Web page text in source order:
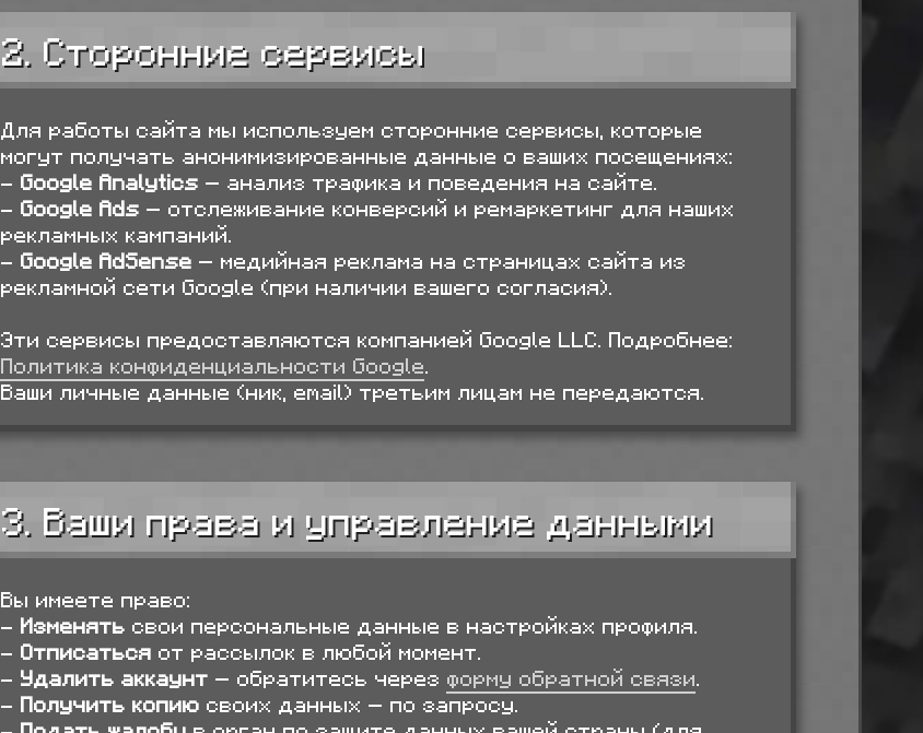
2. Сторонние сервисы
Для работы сайта мы используем сторонние сервисы, которые
могут получать анонимизированные данные о ваших посещениях:
- Google Analytics — анализ трафика и поведения на сайте.
- Google Ads — отслеживание конверсий и ремаркетинг для наших
рекламных кампаний.
- Google AdSense — медийная реклама на страницах сайта из
рекламной сети Google (при наличии вашего согласия).
Эти сервисы предоставляются компанией Google LLC. Подробнее:
Политика конфиденциальности Google.
Ваши личные данные (ник, email) третьим лицам не передаются.
3. Ваши права и управление данными
Вы имеете право:
- Изменять свои персональные данные в настройках профиля.
- Отписаться от рассылок в любой момент.
- Удалить аккаунт — обратитесь через форму обратной связи.
- Получить копию своих данных — по запросу.